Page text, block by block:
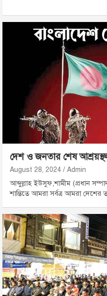
দেশ ও জনতার শেষ
August 28, 2024 Admin
আব্দুল্লাহ ইউসুফ,শামীম (প্রধান
শান্তিতে আমরা সর্বত্র আমরা দেশের